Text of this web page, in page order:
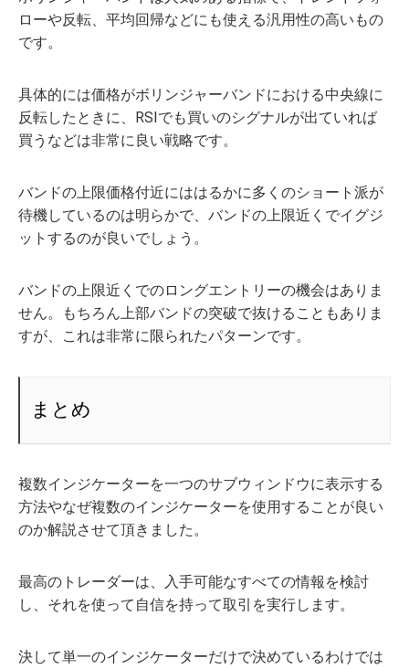
ローや反転、平均回帰などにも使える汎用性の高いもの
です。
具体的には価格がボリンジャーバンドにおける中央線に
反転したときに、RSIでも買いのシグナルが出ていれば
買うなどは非常に良い戦略です。
バンドの上限価格付近にははるかに多くのショート派が
待機しているのは明らかで、バンドの上限近くでイグジ
ットするのが良いでしょう。
バンドの上限近くでのロングエントリーの機会はありま
せん。もちろん上部バンドの突破で抜けることもありま
すが、これは非常に限られたパターンです。
まとめ
複数インジケーターを一つのサブウィンドウに表示する
方法やなぜ複数のインジケーターを使用することが良い
のか解説させて頂きました。
最高のトレーダーは、入手可能なすべての情報を検討
し、それを使って自信を持って取引を実行します。
決して単一のインジケーターだけで決めているわけでは